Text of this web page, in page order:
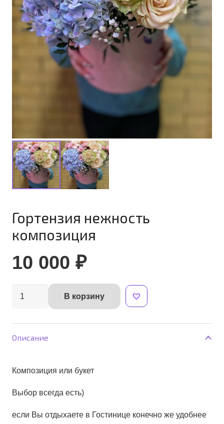
Гортензия нежность
композиция
10 000 ₽
Количество
В корзину
Alternative:
Описание
Композиция или букет
Выбор всегда есть)
если Вы отдыхаете в Гостинице конечно же удобнее